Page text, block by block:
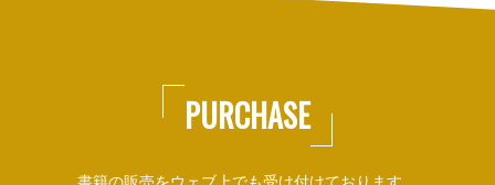
PURCHASE